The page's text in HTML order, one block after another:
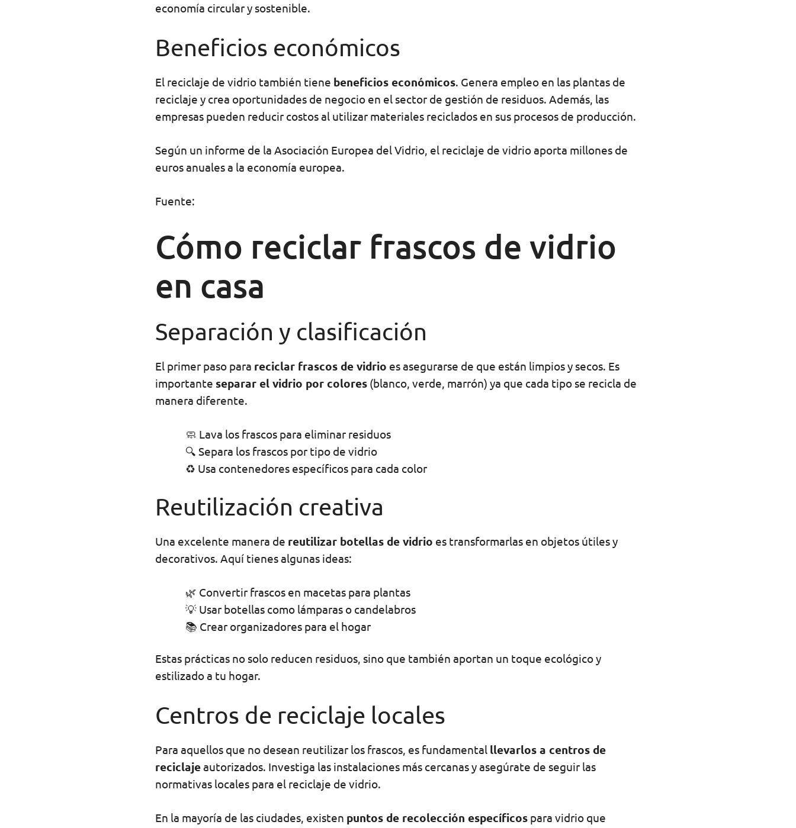
economía circular y sostenible.
Beneficios económicos
El reciclaje de vidrio también tiene beneficios económicos. Genera empleo en las plantas de
reciclaje y crea oportunidades de negocio en el sector de gestión de residuos. Además, las
empresas pueden reducir costos al utilizar materiales reciclados en sus procesos de producción.
Según un informe de la Asociación Europea del Vidrio, el reciclaje de vidrio aporta millones de
euros anuales a la economía europea.
Fuente:
Cómo reciclar frascos de vidrio
en casa
Separación y clasificación
El primer paso para reciclar frascos de vidrio es asegurarse de que están limpios y secos. Es
importante separar el vidrio por colores (blanco, verde, marrón) ya que cada tipo se recicla de
manera diferente.
🧼 Lava los frascos para eliminar residuos
🔍 Separa los frascos por tipo de vidrio
♻️ Usa contenedores específicos para cada color
Reutilización creativa
Una excelente manera de reutilizar botellas de vidrio es transformarlas en objetos útiles y
decorativos. Aquí tienes algunas ideas:
🌿 Convertir frascos en macetas para plantas
💡 Usar botellas como lámparas o candelabros
📚 Crear organizadores para el hogar
Estas prácticas no solo reducen residuos, sino que también aportan un toque ecológico y
estilizado a tu hogar.
Centros de reciclaje locales
Para aquellos que no desean reutilizar los frascos, es fundamental llevarlos a centros de
reciclajeautorizados. Investiga las instalaciones más cercanas y asegúrate de seguir las
normativas locales para el reciclaje de vidrio.
En la mayoría de las ciudades, existen puntos de recolección específicos para vidrio que